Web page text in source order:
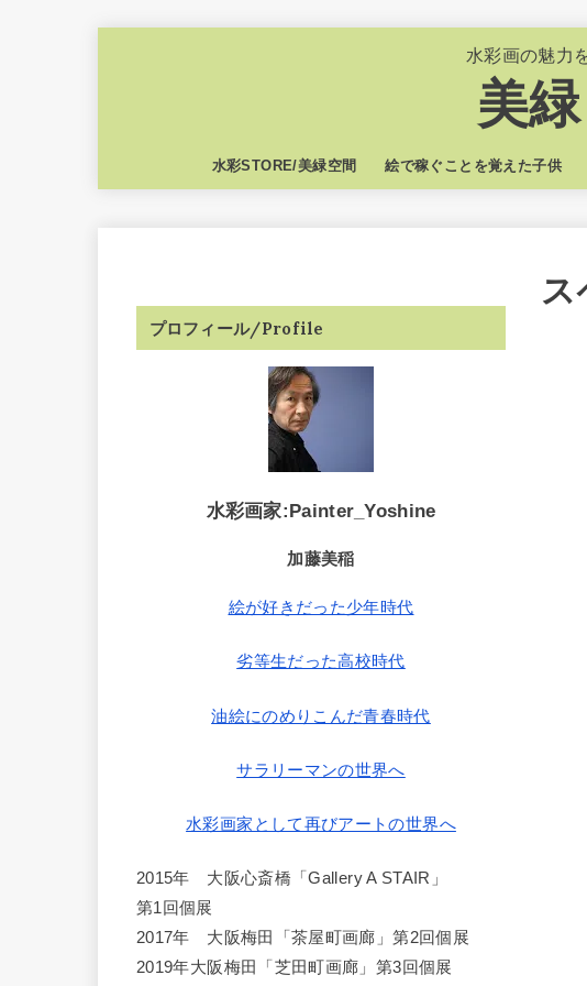
水彩画の魅力
美
水彩STORE/美緑空間 絵で稼ぐことを覚えた子供
ス
プロフィール/Profile
水彩画家:Painter_Yoshine
加藤美稲
絵が好きだった少年時代
劣等生だった高校時代
油絵にのめりこんだ青春時代
サラリーマンの世界へ
水彩画家として再びアートの世界へ
2015年 大阪心斎橋「Gallery A STAIR」
第1回個展
2017年 大阪梅田「茶屋町画廊」第2回個展
2019年大阪梅田「芝田町画廊」第3回個展